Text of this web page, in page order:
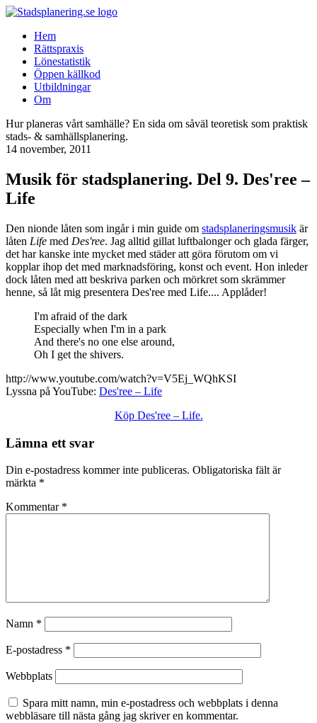
Hem
Rättspraxis
Lönestatistik
Öppen källkod
Utbildningar
Om
Hur planeras vårt samhälle? En sida om såväl teoretisk som praktisk
stads- & samhällsplanering.
14 november, 2011
Musik för stadsplanering. Del 9. Des'ree –
Life
Den nionde låten som ingår i min guide om stadsplaneringsmusik är
låten Life med Des'ree. Jag alltid gillat luftbalonger och glada färger,
det har kanske inte mycket med städer att göra förutom om vi
kopplar ihop det med marknadsföring, konst och event. Hon inleder
dock låten med att beskriva parken och mörkret som skrämmer
henne, så låt mig presentera Des'ree med Life.... Applåder!
I'm afraid of the dark
Especially when I'm in a park
And there's no one else around,
Oh I get the shivers.
http://www.youtube.com/watch?v=V5Ej_WQhKSI
Lyssna på YouTube: Des'ree – Life
Köp Des'ree – Life.
Lämna ett svar
Din e-postadress kommer inte publiceras. Obligatoriska fält är
märkta *
Kommentar *
Namn *
E-postadress *
Webbplats
Spara mitt namn, min e-postadress och webbplats i denna
webbläsare till nästa gång jag skriver en kommentar.